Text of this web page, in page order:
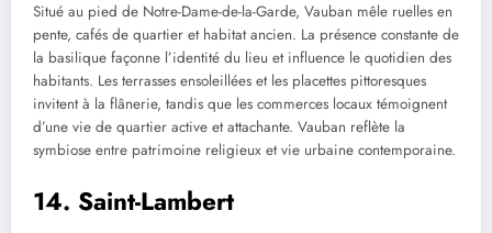
Situé au pied de Notre-Dame-de-la-Garde, Vauban mêle ruelles en
pente, cafés de quartier et habitat ancien. La présence constante de
la basilique façonne l’identité du lieu et influence le quotidien des
habitants. Les terrasses ensoleillées et les placettes pittoresques
invitent à la flânerie, tandis que les commerces locaux témoignent
d’une vie de quartier active et attachante. Vauban reflète la
symbiose entre patrimoine religieux et vie urbaine contemporaine.
14. Saint-Lambert